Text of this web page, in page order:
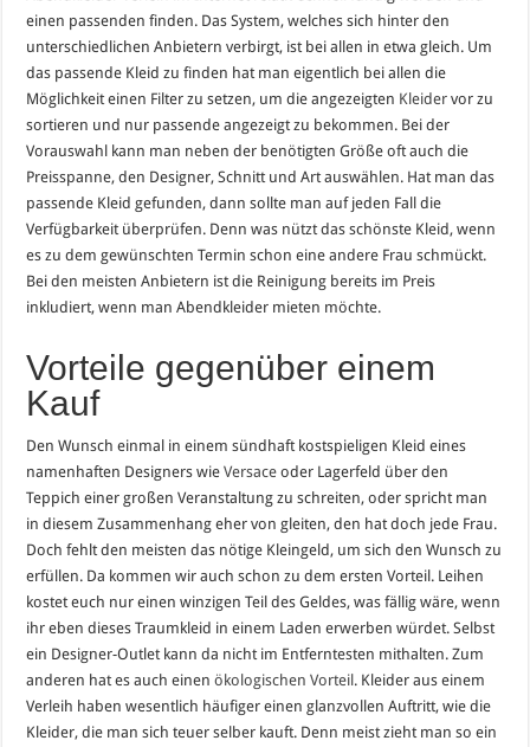
einen passenden finden. Das System, welches sich hinter den
unterschiedlichen Anbietern verbirgt, ist bei allen in etwa gleich. Um
das passende Kleid zu finden hat man eigentlich bei allen die
Möglichkeit einen Filter zu setzen, um die angezeigten Kleider vor zu
sortieren und nur passende angezeigt zu bekommen. Bei der
Vorauswahl kann man neben der benötigten Größe oft auch die
Preisspanne, den Designer, Schnitt und Art auswählen. Hat man das
passende Kleid gefunden, dann sollte man auf jeden Fall die
Verfügbarkeit überprüfen. Denn was nützt das schönste Kleid, wenn
es zu dem gewünschten Termin schon eine andere Frau schmückt.
Bei den meisten Anbietern ist die Reinigung bereits im Preis
inkludiert, wenn man Abendkleider mieten möchte.
Vorteile gegenüber einem
Kauf
Den Wunsch einmal in einem sündhaft kostspieligen Kleid eines
namenhaften Designers wieVersace oder Lagerfeld über den
Teppich einer großen Veranstaltung zu schreiten, oder spricht man
in diesem Zusammenhang eher von gleiten, den hat doch jede Frau.
Doch fehlt den meisten das nötige Kleingeld, um sich den Wunsch zu
erfüllen. Da kommen wir auch schon zu dem ersten Vorteil. Leihen
kostet euch nur einen winzigen Teil des Geldes, was fällig wäre, wenn
ihr eben dieses Traumkleid in einem Laden erwerben würdet. Selbst
ein Designer-Outlet kann da nicht im Entferntesten mithalten. Zum
anderen hat es auch einenökologischen Vorteil. Kleider aus einem
Verleih haben wesentlich häufiger einen glanzvollen Auftritt, wie die
Kleider, die man sich teuer selber kauft. Denn meist zieht man so ein